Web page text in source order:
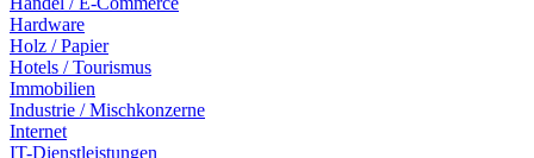
Hardware
Holz / Papier
Hotels / Tourismus
Immobilien
Industrie / Mischkonzerne
Internet
IT-Dienstleistungen